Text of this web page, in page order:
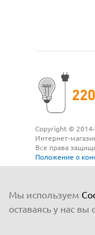
Copyright ©
Интернет-
Все права
Положение о
Мы используем
оставаясь у нас вы